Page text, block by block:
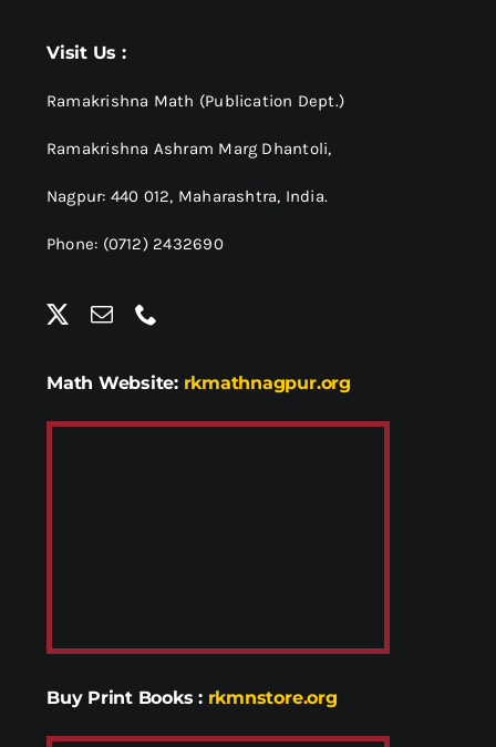
Visit Us :
Ramakrishna Math (Publication Dept.)
Ramakrishna Ashram Marg Dhantoli,
Nagpur: 440 012, Maharashtra, India.
Phone: (0712) 2432690
Math Website: rkmathnagpur.org
Buy Print Books : rkmnstore.org